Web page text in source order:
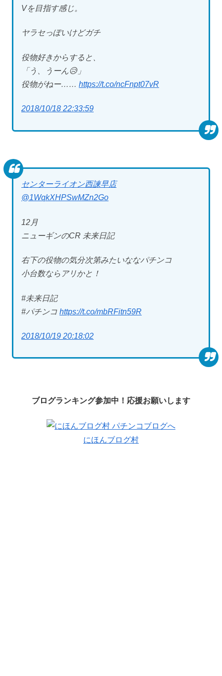
Vを目指す感じ。
ヤラセっぽいけどガチ
役物好きからすると、
「う、うーん😥」
役物がねー…… https://t.co/ncFnpt07vR
2018/10/18 22:33:59
センターライオン西諫早店
@1WqkXHPSwMZn2Go
12月
ニューギンのCR 未来日記
右下の役物の気分次第みたいななパチンコ
小台数ならアリかと！
#未来日記
#パチンコ https://t.co/mbRFitn59R
2018/10/19 20:18:02
ブログランキング参加中！応援お願いします
にほんブログ村